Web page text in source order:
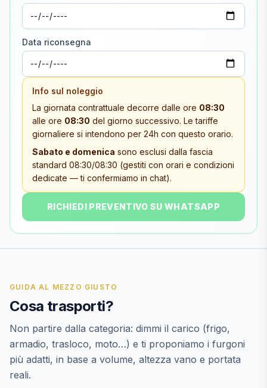
Data riconsegna
Info sul noleggio
La giornata contrattuale decorre dalle ore 08:30
alle ore 08:30 del giorno successivo. Le tariffe
giornaliere si intendono per 24h con questo orario.
Sabato e domenica sono esclusi dalla fascia
standard 08:30/08:30 (gestiti con orari e condizioni
dedicate — ti confermiamo in chat).
RICHIEDI PREVENTIVO SU WHATSAPP
GUIDA AL MEZZO GIUSTO
Cosa trasporti?
Non partire dalla categoria: dimmi il carico (frigo,
armadio, trasloco, moto…) e ti proponiamo i furgoni
più adatti, in base a volume, altezza vano e portata
reali.